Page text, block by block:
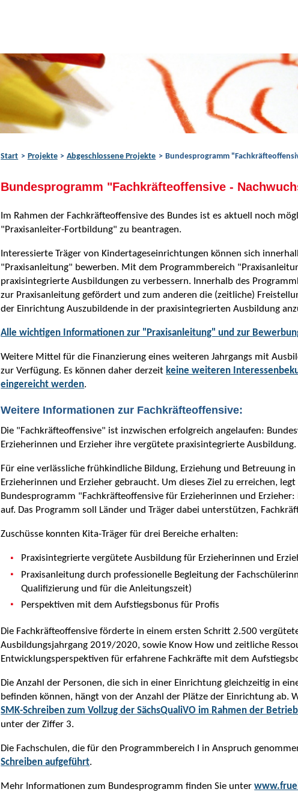
Start Projekte Abgeschlossene Projekte Bundesprogramm
Bundesprogramm "Fachkräfteoffensive -
Im Rahmen der Fachkräfteoffensive des Bundes ist es aktuell noch
"Praxisanleiter-Fortbildung" zu beantragen.
Interessierte Träger von Kindertageseinrichtungen können sich
"Praxisanleitung" bewerben. Mit dem Programmbereich
praxisintegrierte Ausbildungen zu verbessern. Innerhalb des
zur Praxisanleitung gefördert und zum anderen die (zeitliche)
der Einrichtung Auszubildende in der praxisintegrierten Ausbildung
Alle wichtigen Informationen zur "Praxisanleitung" und zur
Weitere Mittel für die Finanzierung eines weiteren Jahrgangs mit
zur Verfügung. Es können daher derzeit keine weiteren
eingereicht werden.
Weitere Informationen zur Fachkräfteoffensive:
Die "Fachkräfteoffensive" ist inzwischen erfolgreich angelaufen:
Erzieherinnen und Erzieher ihre vergütete praxisintegrierte Ausbildung.
Für eine verlässliche frühkindliche Bildung, Erziehung und Betreuung
Erzieherinnen und Erzieher gebraucht. Um dieses Ziel zu erreichen,
Bundesprogramm "Fachkräfteoffensive für Erzieherinnen und
auf. Das Programm soll Länder und Träger dabei unterstützen,
Zuschüsse konnten Kita-Träger für drei Bereiche erhalten:
Praxisintegrierte vergütete Ausbildung für Erzieherinnen und
Praxisanleitung durch professionelle Begleitung der
Qualifizierung und für die Anleitungszeit)
Perspektiven mit dem Aufstiegsbonus für Profis
Die Fachkräfteoffensive förderte in einem ersten Schritt 2.500
Ausbildungsjahrgang 2019/2020, sowie Know How und zeitliche
Entwicklungsperspektiven für erfahrene Fachkräfte mit dem
Die Anzahl der Personen, die sich in einer Einrichtung gleichzeitig in
befinden können, hängt von der Anzahl der Plätze der Einrichtung ab.
SMK-Schreiben zum Vollzug der SächsQualiVO im Rahmen der
unter der Ziffer 3.
Die Fachschulen, die für den Programmbereich I in Anspruch
Schreiben aufgeführt.
Mehr Informationen zum Bundesprogramm finden Sie unter